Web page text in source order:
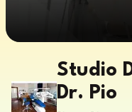
Studio
Dr. Pio